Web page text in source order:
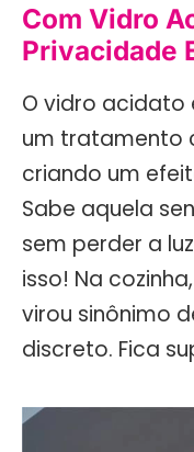
Com Vidro
Privacidade
O vidro acidato
um tratamento
criando um
Sabe aquela
sem perder a
isso! Na
virou sinônimo
discreto. Fica